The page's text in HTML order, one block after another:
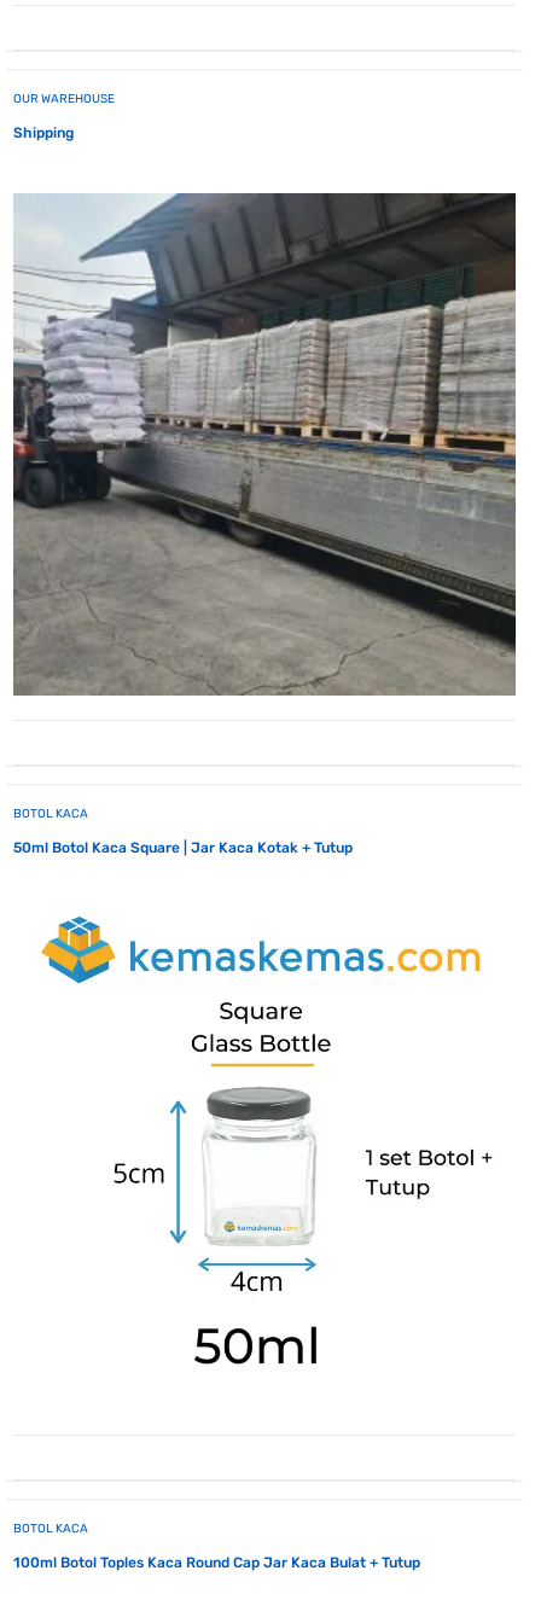
OUR WAREHOUSE
Shipping
BOTOL KACA
50ml Botol Kaca Square | Jar Kaca Kotak + Tutup
BOTOL KACA
100ml Botol Toples Kaca Round Cap Jar Kaca Bulat + Tutup